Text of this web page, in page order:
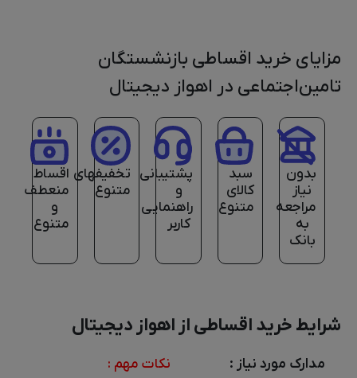
مزایای خرید اقساطی بازنشستگان
تامین‌اجتماعی در اهواز دیجیتال
بدون
نیاز
مراجعه
به
بانک
سبد
کالای
متنوع
پشتیبانی
و
راهنمایی
کاربر
تخفیفهای
متنوع
اقساط
منعطف
و
متنوع
شرایط خرید اقساطی از اهواز دیجیتال
مدارک مورد نیاز : نکات مهم :